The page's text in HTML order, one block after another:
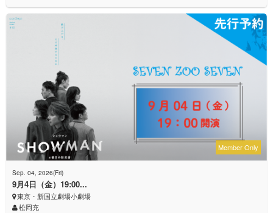
Member Only
Sep. 04, 2026(Fri)
9月4日（金）19:00...
東京・新国立劇場小劇場
松岡充